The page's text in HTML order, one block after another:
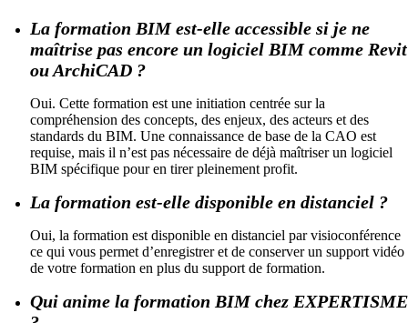
La formation BIM est-elle accessible si je ne
maîtrise pas encore un logiciel BIM comme Revit
ou ArchiCAD ?
Oui. Cette formation est une initiation centrée sur la
compréhension des concepts, des enjeux, des acteurs et des
standards du BIM. Une connaissance de base de la CAO est
requise, mais il n’est pas nécessaire de déjà maîtriser un logiciel
BIM spécifique pour en tirer pleinement profit.
La formation est-elle disponible en distanciel ?
Oui, la formation est disponible en distanciel par visioconférence
ce qui vous permet d’enregistrer et de conserver un support vidéo
de votre formation en plus du support de formation.
Qui anime la formation BIM chez EXPERTISME